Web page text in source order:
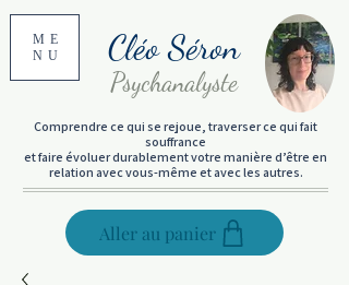
ME
NU
Psychanalyste
Comprendre ce qui se rejoue, traverser ce qui fait
souffrance
et faire évoluer durablement votre manière d’être en
relation avec vous-même et avec les autres.
Cléo Séron
Aller au panier